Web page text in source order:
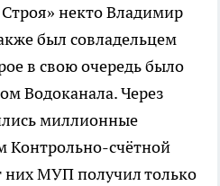
некто Владимир
был совладельцем
в свою очередь было
Водоканала. Через
миллионные
Контрольно-счётной
них МУП получил только